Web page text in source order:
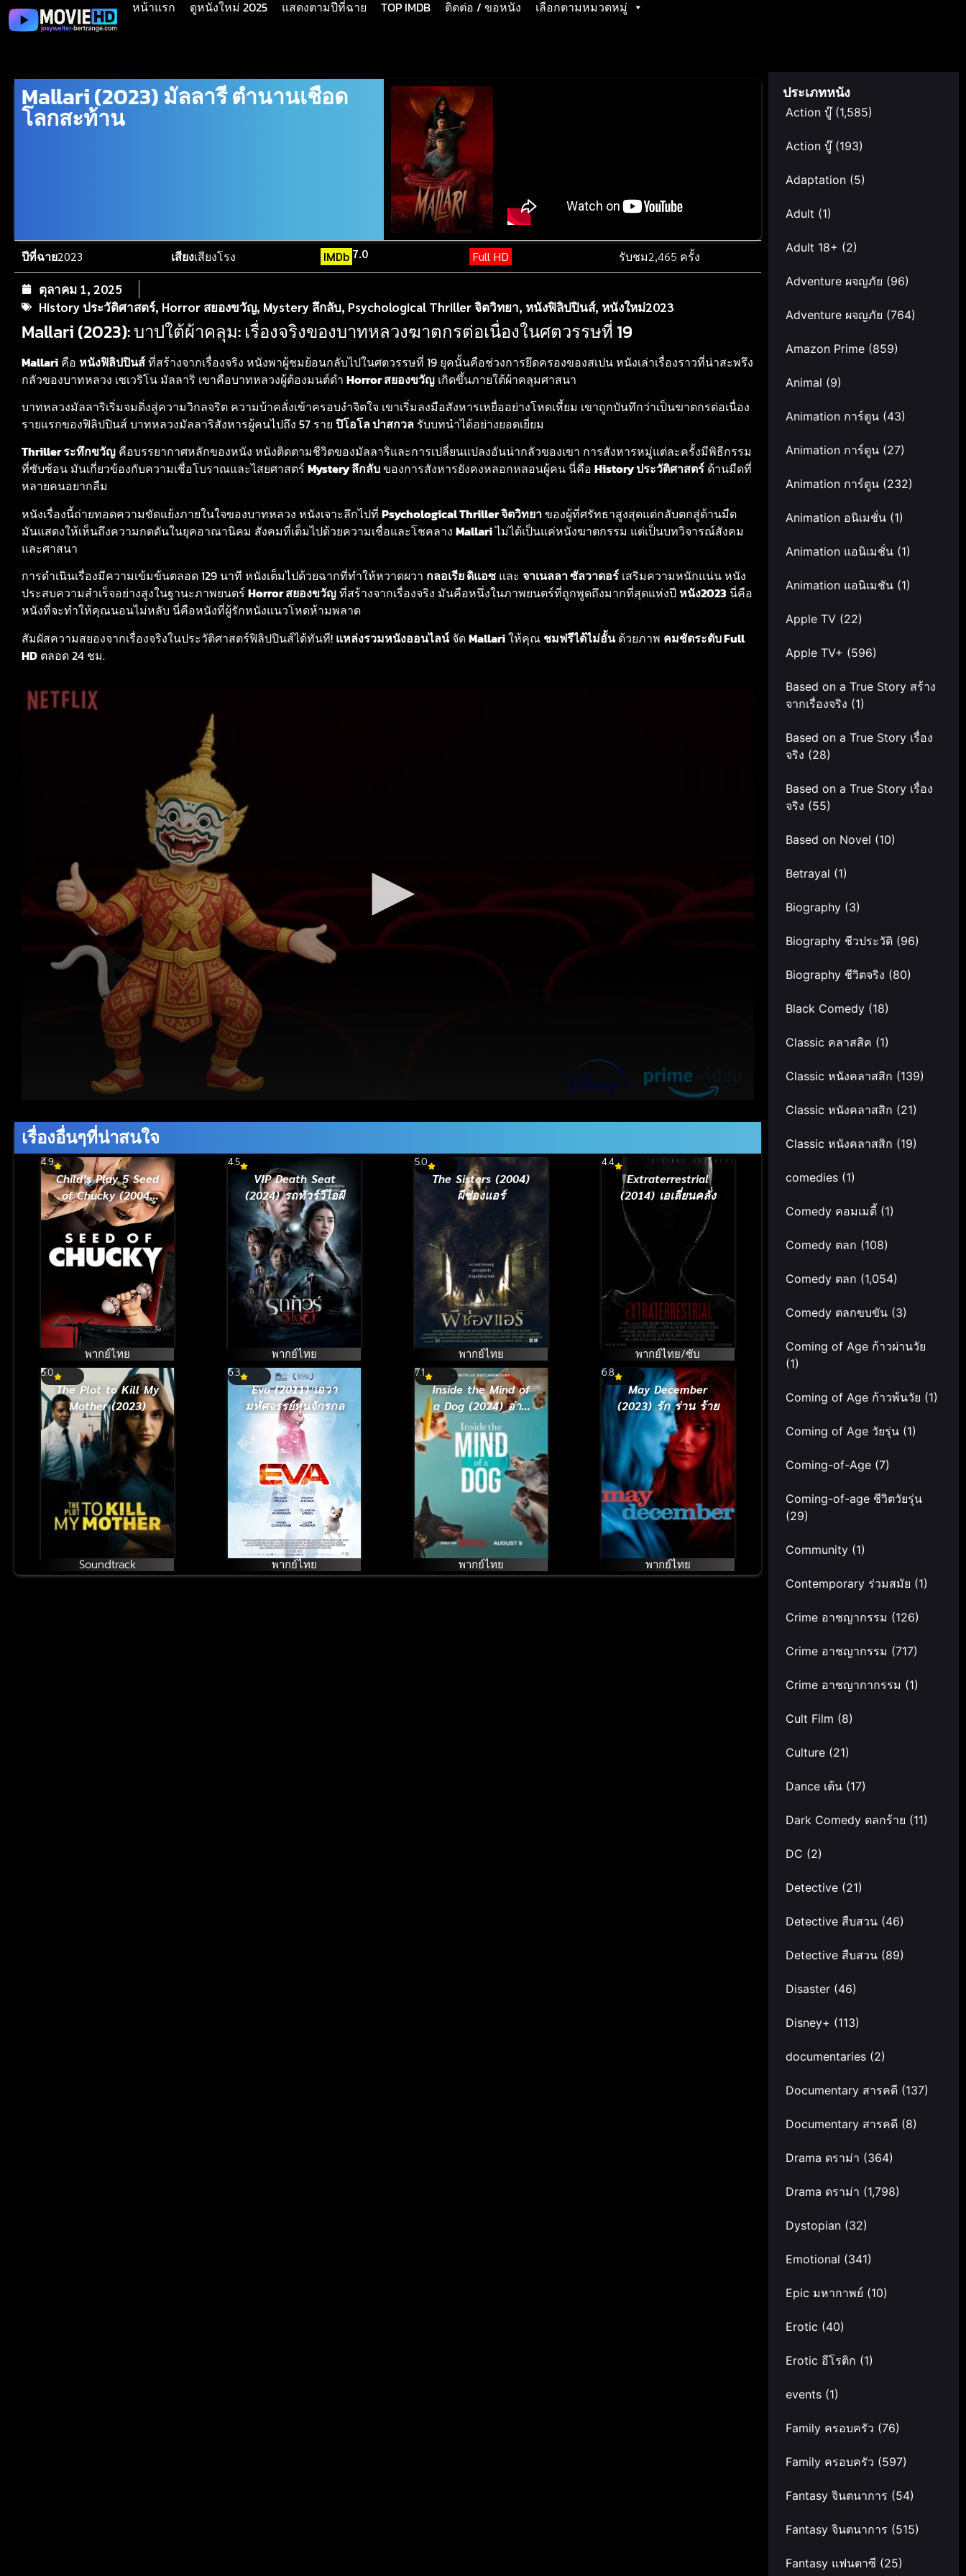
หน้าแรก ดูหนังใหม่ 2025 แสดงตามปีที่ฉาย TOP IMDB ติดต่อ / ขอหนัง เลือกตามหมวดหมู่
Mallari (2023) มัลลารี ตำนานเชือด
โลกสะท้าน
ปีที่ฉาย2023 เสียงเสียงโรง IMDb7.0 Full HD รับชม2,465 ครั้ง
ตุลาคม 1, 2025
History ประวัติศาสตร์, Horror สยองขวัญ, Mystery ลึกลับ, Psychological Thriller จิตวิทยา, หนังฟิลิปปินส์, หนังใหม่2023
Mallari (2023): บาปใต้ผ้าคลุม: เรื่องจริงของบาทหลวงฆาตกรต่อเนื่องในศตวรรษที่ 19
Mallari คือ หนังฟิลิปปินส์ที่สร้างจากเรื่องจริง หนังพาผู้ชมย้อนกลับไปในศตวรรษที่ 19 ยุคนั้นคือช่วงการยึดครองของสเปน หนังเล่าเรื่องราวที่น่าสะพรึง
กลัวของบาทหลวง เซเวริโน มัลลาริ เขาคือบาทหลวงผู้ต้องมนต์ดำ Horror สยองขวัญ เกิดขึ้นภายใต้ผ้าคลุมศาสนา
บาทหลวงมัลลาริเริ่มจมดิ่งสู่ความวิกลจริต ความบ้าคลั่งเข้าครอบงำจิตใจ เขาเริ่มลงมือสังหารเหยื่ออย่างโหดเหี้ยม เขาถูกบันทึกว่าเป็นฆาตกรต่อเนื่อง
รายแรกของฟิลิปปินส์ บาทหลวงมัลลาริสังหารผู้คนไปถึง 57 ราย ปิโอโล ปาสกวล รับบทนำได้อย่างยอดเยี่ยม
Thriller ระทึกขวัญ คือบรรยากาศหลักของหนัง หนังติดตามชีวิตของมัลลาริและการเปลี่ยนแปลงอันน่ากลัวของเขา การสังหารหมู่แต่ละครั้งมีพิธีกรรม
ที่ซับซ้อน มันเกี่ยวข้องกับความเชื่อโบราณและไสยศาสตร์Mystery ลึกลับของการสังหารยังคงหลอกหลอนผู้คน นี่คือ History ประวัติศาสตร์ ด้านมืดที่
หลายคนอยากลืม
หนังเรื่องนี้ถ่ายทอดความขัดแย้งภายในใจของบาทหลวง หนังเจาะลึกไปที่ Psychological Thriller จิตวิทยาของผู้ที่ศรัทธาสูงสุดแต่กลับตกสู่ด้านมืด
มันแสดงให้เห็นถึงความกดดันในยุคอาณานิคม สังคมที่เต็มไปด้วยความเชื่อและโชคลาง Mallariไม่ได้เป็นแค่หนังฆาตกรรม แต่เป็นบทวิจารณ์สังคม
และศาสนา
การดำเนินเรื่องมีความเข้มข้นตลอด 129 นาที หนังเต็มไปด้วยฉากที่ทำให้หวาดผวา กลอเรีย ดิแอซ และ จาเนลลา ซัลวาดอร์ เสริมความหนักแน่น หนัง
ประสบความสำเร็จอย่างสูงในฐานะภาพยนตร์Horror สยองขวัญที่สร้างจากเรื่องจริง มันคือหนึ่งในภาพยนตร์ที่ถูกพูดถึงมากที่สุดแห่งปี หนัง2023 นี่คือ
หนังที่จะทำให้คุณนอนไม่หลับ นี่คือหนังที่ผู้รักหนังแนวโหดห้ามพลาด
สัมผัสความสยองจากเรื่องจริงในประวัติศาสตร์ฟิลิปปินส์ได้ทันที! แหล่งรวมหนังออนไลน์จัดMallariให้คุณ ชมฟรีได้ไม่อั้นด้วยภาพ คมชัดระดับ Full
HD ตลอด 24 ชม.
เรื่องอื่นๆที่น่าสนใจ
4.9
Child’s Play 5 Seed
of Chucky (2004)
แค้นฝังหุ่น 5 เชื้อผี
แค้นฝังหุ่น
พากย์ไทย
4.5
VIP Death Seat
(2024) รถทัวร์วีไอผี
พากย์ไทย
5.0
The Sisters (2004)
ผีช่องแอร์
พากย์ไทย
4.4
Extraterrestrial
(2014) เอเลี่ยนคลั่ง
พากย์ไทย/ซับ
5.0
The Plot to Kill My
Mother (2023)
Soundtrack
6.3
Eva (2011) เอวา
มหัศจรรย์หุ่นจักรกล
พากย์ไทย
7.1
Inside the Mind of
a Dog (2024) อ่าน
ใจสุนัข
พากย์ไทย
6.8
May December
(2023) รัก ร่าน ร้าย
พากย์ไทย
ประเภทหนัง
Action บู๊(1,585)
Action บู๊(193)
Adaptation (5)
Adult (1)
Adult 18+ (2)
Adventure ผจญภัย (96)
Adventure ผจญภัย (764)
Amazon Prime (859)
Animal (9)
Animation การ์ตูน (43)
Animation การ์ตูน (27)
Animation การ์ตูน (232)
Animation อนิเมชั่น (1)
Animation แอนิเมชั่น (1)
Animation แอนิเมชัน (1)
Apple TV (22)
Apple TV+ (596)
Based on a True Story สร้าง
จากเรื่องจริง (1)
Based on a True Story เรื่อง
จริง (28)
Based on a True Story เรื่อง
จริง (55)
Based on Novel (10)
Betrayal (1)
Biography (3)
Biography ชีวประวัติ (96)
Biography ชีวิตจริง (80)
Black Comedy (18)
Classic คลาสสิค (1)
Classic หนังคลาสสิก (139)
Classic หนังคลาสสิก (21)
Classic หนังคลาสสิก (19)
comedies (1)
Comedy คอมเมดี้ (1)
Comedy ตลก (108)
Comedy ตลก (1,054)
Comedy ตลกขบขัน (3)
Coming of Age ก้าวผ่านวัย
(1)
Coming of Age ก้าวพ้นวัย (1)
Coming of Age วัยรุ่น (1)
Coming-of-Age (7)
Coming-of-age ชีวิตวัยรุ่น
(29)
Community (1)
Contemporary ร่วมสมัย (1)
Crime อาชญากรรม (126)
Crime อาชญากรรม (717)
Crime อาชญากากรรม (1)
Cult Film (8)
Culture (21)
Dance เต้น (17)
Dark Comedy ตลกร้าย (11)
DC (2)
Detective (21)
Detective สืบสวน (46)
Detective สืบสวน (89)
Disaster (46)
Disney+ (113)
documentaries (2)
Documentary สารคดี (137)
Documentary สารคดี (8)
Drama ดราม่า (364)
Drama ดราม่า (1,798)
Dystopian (32)
Emotional (341)
Epic มหากาพย์ (10)
Erotic (40)
Erotic อีโรติก (1)
events (1)
Family ครอบครัว (76)
Family ครอบครัว (597)
Fantasy จินตนาการ (54)
Fantasy จินตนาการ (515)
Fantasy แฟนตาซี (25)